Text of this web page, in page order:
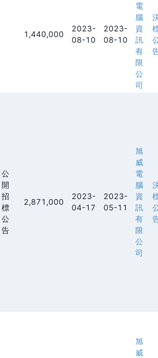
1,440,000
2023-
08-10
2023-
08-10
電
腦
資
訊
有
限
公
司
公
開
招
標
公
告
2,871,000
2023-
04-17
2023-
05-11
旭
威
電
腦
資
訊
有
限
公
司
旭
威